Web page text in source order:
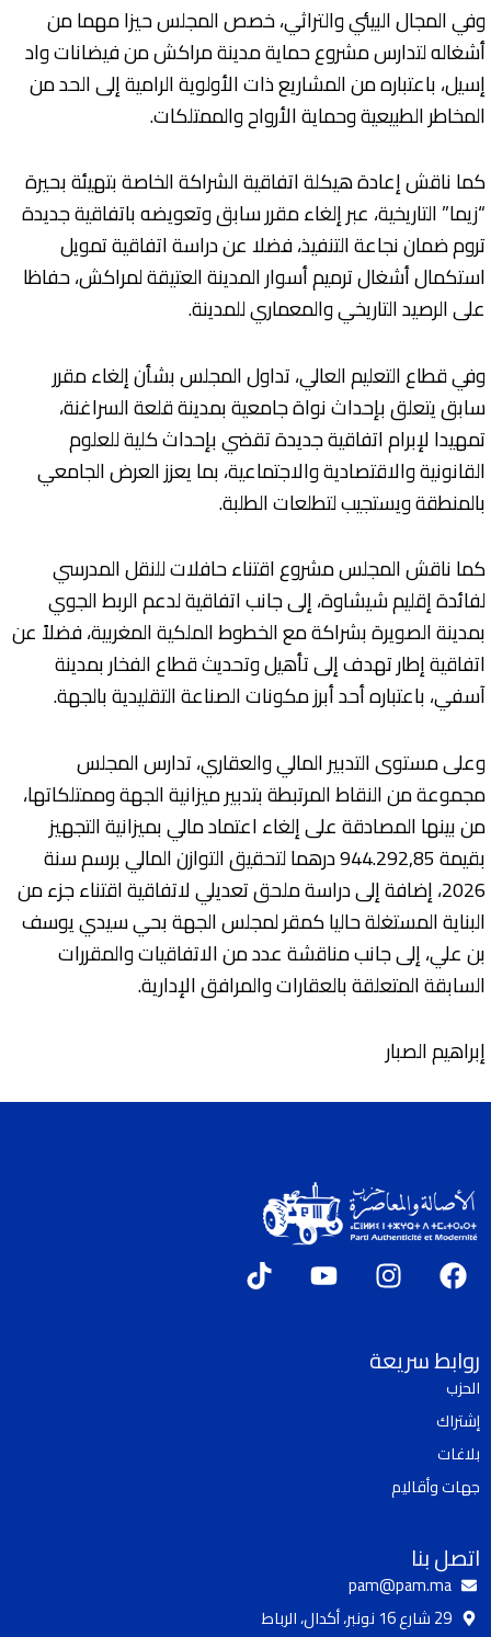
وفي المجال البيئي والتراثي، خصص المجلس حيزا مهما من
أشغاله لتدارس مشروع حماية مدينة مراكش من فيضانات واد
إسيل، باعتباره من المشاريع ذات الأولوية الرامية إلى الحد من
المخاطر الطبيعية وحماية الأرواح والممتلكات.
كما ناقش إعادة هيكلة اتفاقية الشراكة الخاصة بتهيئة بحيرة
“زيما” التاريخية، عبر إلغاء مقرر سابق وتعويضه باتفاقية جديدة
تروم ضمان نجاعة التنفيذ، فضلا عن دراسة اتفاقية تمويل
استكمال أشغال ترميم أسوار المدينة العتيقة لمراكش، حفاظا
على الرصيد التاريخي والمعماري للمدينة.
وفي قطاع التعليم العالي، تداول المجلس بشأن إلغاء مقرر
سابق يتعلق بإحداث نواة جامعية بمدينة قلعة السراغنة،
تمهيدا لإبرام اتفاقية جديدة تقضي بإحداث كلية للعلوم
القانونية والاقتصادية والاجتماعية، بما يعزز العرض الجامعي
بالمنطقة ويستجيب لتطلعات الطلبة.
كما ناقش المجلس مشروع اقتناء حافلات للنقل المدرسي
لفائدة إقليم شيشاوة، إلى جانب اتفاقية لدعم الربط الجوي
بمدينة الصويرة بشراكة مع الخطوط الملكية المغربية، فضلاً عن
اتفاقية إطار تهدف إلى تأهيل وتحديث قطاع الفخار بمدينة
آسفي، باعتباره أحد أبرز مكونات الصناعة التقليدية بالجهة.
وعلى مستوى التدبير المالي والعقاري، تدارس المجلس
مجموعة من النقاط المرتبطة بتدبير ميزانية الجهة وممتلكاتها،
من بينها المصادقة على إلغاء اعتماد مالي بميزانية التجهيز
بقيمة 944.292,85 درهما لتحقيق التوازن المالي برسم سنة
2026، إضافة إلى دراسة ملحق تعديلي لاتفاقية اقتناء جزء من
البناية المستغلة حاليا كمقر لمجلس الجهة بحي سيدي يوسف
بن علي، إلى جانب مناقشة عدد من الاتفاقيات والمقررات
السابقة المتعلقة بالعقارات والمرافق الإدارية.
إبراهيم الصبار
F
a
b
o
o
k
I
n
a
Y
o
T
i
روابط سريعة
الحزب
إشتراك
بلاغات
جهات وأقاليم
اتصل بنا
pam@pam.ma
29 شارع 16 نونبر، أكدال، الرباط